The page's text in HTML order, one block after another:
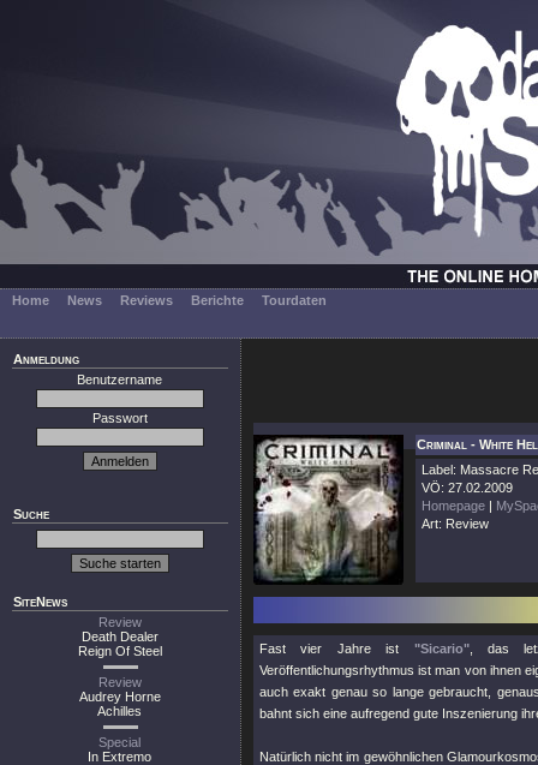
Home News Reviews Berichte Tourdaten
Anmeldung
Benutzername
Passwort
Suche
SiteNews
Review
Death Dealer
Reign Of Steel
Review
Audrey Horne
Achilles
Special
In Extremo
Criminal - White
Label: Massacre
VÖ: 27.02.2009
Homepage |
Art: Review
Fast vier Jahre ist "Sicario", das
Veröffentlichungsrhythmus ist man von ihnen
auch exakt genau so lange gebraucht,
bahnt sich eine aufregend gute Inszenierung
Natürlich nicht im gewöhnlichen